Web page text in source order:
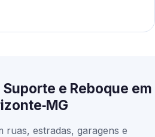
e Reboque em
ruas, estradas, garagens e